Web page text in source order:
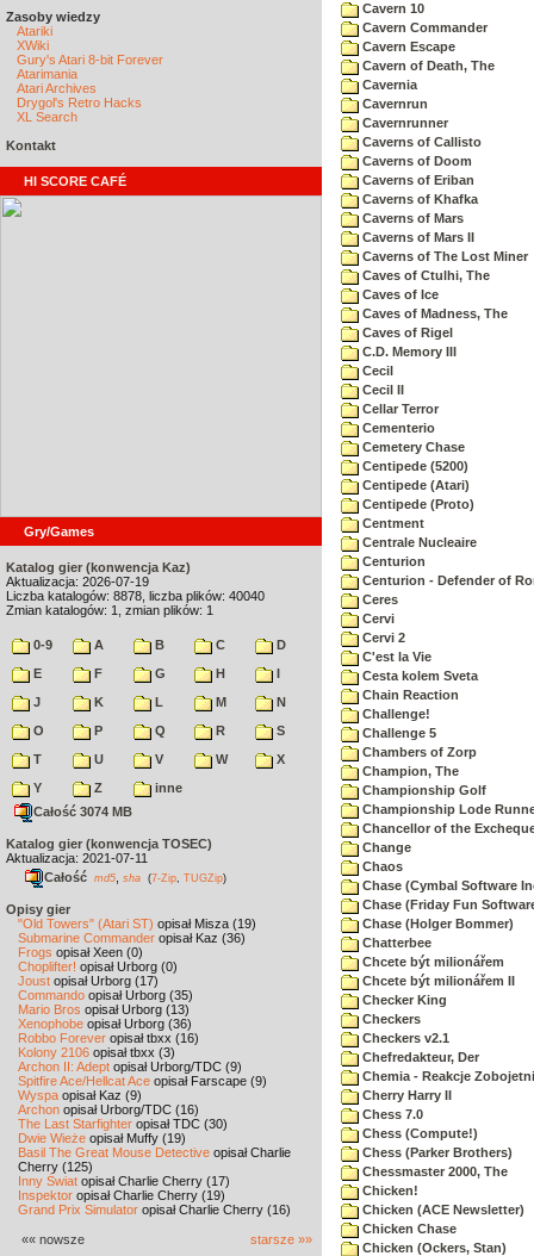
Zasoby wiedzy
Atariki
XWiki
Gury's Atari 8-bit Forever
Atarimania
Atari Archives
Drygol's Retro Hacks
XL Search
Kontakt
HI SCORE CAFÉ
Gry/Games
Katalog gier (konwencja Kaz)
Aktualizacja: 2026-07-19
Liczba katalogów: 8878, liczba plików: 40040
Zmian katalogów: 1, zmian plików: 1
0-9 A B C
D
E
F G H
I
J
K L M
N
O
P Q R
S
T
U V W
X
Y
Z
inne
Całość 3074 MB
Katalog gier (konwencja TOSEC)
Aktualizacja: 2021-07-11
Całość md5 sha (7-Zip TUGZip)
Opisy gier
"Old Towers" (Atari ST) opisał Misza (19)
Submarine Commander opisał Kaz (36)
Frogs opisał Xeen (0)
Choplifter! opisał Urborg (0)
Joust opisał Urborg (17)
Commando opisał Urborg (35)
Mario Bros opisał Urborg (13)
Xenophobe opisał Urborg (36)
Robbo Forever opisał tbxx (16)
Kolony 2106 opisał tbxx (3)
Archon II: Adept opisał Urborg/TDC (9)
Spitfire Ace/Hellcat Ace opisał Farscape (9)
Wyspa opisał Kaz (9)
Archon opisał Urborg/TDC (16)
The Last Starfighter opisał TDC (30)
Dwie Wieże opisał Muffy (19)
Basil The Great Mouse Detective opisał Charlie
Cherry (125)
Inny Świat opisał Charlie Cherry (17)
Inspektor opisał Charlie Cherry (19)
Grand Prix Simulator opisał Charlie Cherry (16)
«« nowsze starsze »»
Cavern 10
Cavern Commander
Cavern Escape
Cavern of Death, The
Cavernia
Cavernrun
Cavernrunner
Caverns of Callisto
Caverns of Doom
Caverns of Eriban
Caverns of Khafka
Caverns of Mars
Caverns of Mars II
Caverns of The Lost Miner
Caves of Ctulhi, The
Caves of Ice
Caves of Madness, The
Caves of Rigel
C.D. Memory III
Cecil
Cecil II
Cellar Terror
Cementerio
Cemetery Chase
Centipede (5200)
Centipede (Atari)
Centipede (Proto)
Centment
Centrale Nucleaire
Centurion
Centurion - Defender of
Ceres
Cervi
Cervi 2
C'est la Vie
Cesta kolem Sveta
Chain Reaction
Challenge!
Challenge 5
Chambers of Zorp
Champion, The
Championship Golf
Championship Lode
Chancellor of the
Change
Chaos
Chase (Cymbal Software
Chase (Friday Fun
Chase (Holger Bommer)
Chatterbee
Chcete být milionářem
Chcete být milionářem II
Checker King
Checkers
Checkers v2.1
Chefredakteur, Der
Chemia - Reakcje
Cherry Harry II
Chess 7.0
Chess (Compute!)
Chess (Parker Brothers)
Chessmaster 2000, The
Chicken!
Chicken (ACE Newsletter)
Chicken Chase
Chicken (Ockers, Stan)